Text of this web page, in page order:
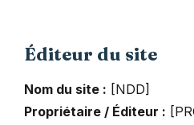
Éditeur du site
Nom du site : [NDD]
Propriétaire / Éditeur :